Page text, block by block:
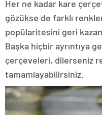
Her ne kadar kare
gözükse de farklı
popülaritesini geri
Başka hiçbir ayrıntıya
çerçeveleri, dilerseniz
tamamlayabilirsiniz.